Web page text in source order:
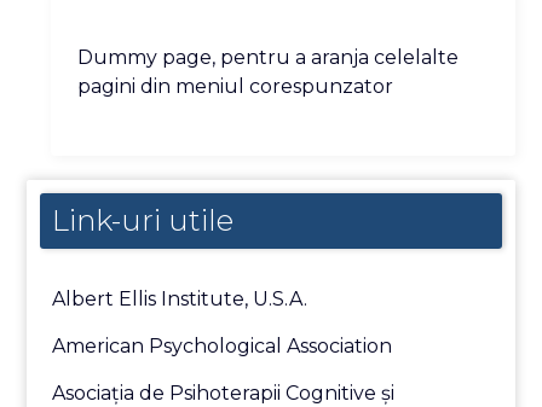
Link-uri utile
Albert Ellis Institute, U.S.A.
American Psychological Association
Asociaţia de Psihoterapii Cognitive şi
Dummy page, pentru a aranja celelalte
pagini din meniul corespunzator